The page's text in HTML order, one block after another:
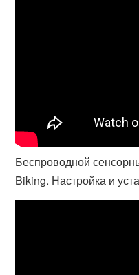
Беспроводной
Biking. Настройка и